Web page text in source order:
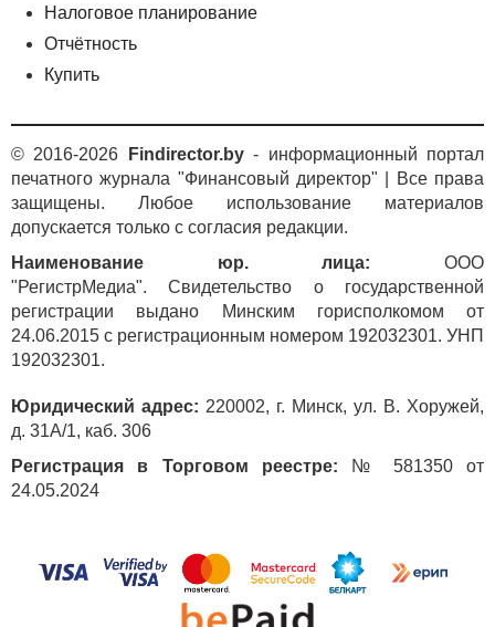
Налоговое планирование
Отчётность
Купить
© 2016-2026 Findirector.by- информационный портал
печатного журнала "Финансовый директор" | Все права
защищены. Любое использование материалов
допускается только с согласия редакции.
Наименование юр. лица: ООО
"РегистрМедиа". Свидетельство о государственной
регистрации выдано Минским горисполкомом от
24.06.2015 с регистрационным номером 192032301. УНП
192032301.
Юридический адрес: 220002, г. Минск, ул. В. Хоружей,
д. 31А/1, каб. 306
Регистрация в Торговом реестре: № 581350 от
24.05.2024